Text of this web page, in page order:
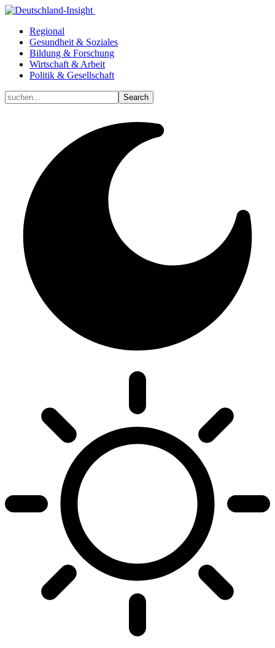
Regional
Gesundheit & Soziales
Bildung & Forschung
Wirtschaft & Arbeit
Politik & Gesellschaft